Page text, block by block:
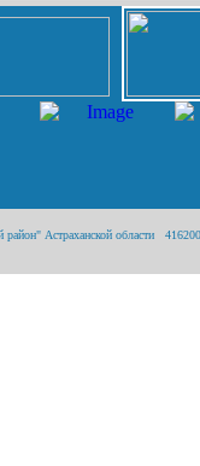
Астраханской области